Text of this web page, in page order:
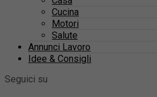
Cucina
Motori
Salute
Annunci Lavoro
Idee & Consigli
Seguici su